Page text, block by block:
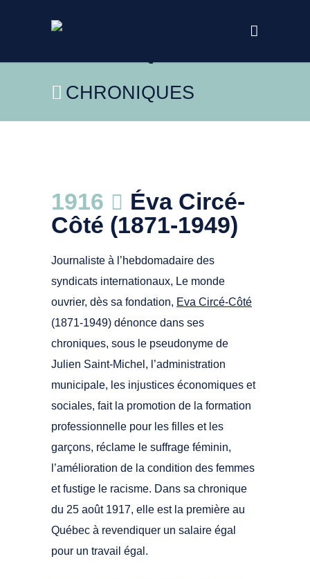
CHRONIQUES
remue-ménage
1916
Éva Circé-
Côté (1871-1949)
Journaliste à l’hebdomadaire des
syndicats internationaux, Le monde
ouvrier, dès sa fondation, Eva Circé-Côté
(1871-1949) dénonce dans ses
chroniques, sous le pseudonyme de
Julien Saint-Michel, l’administration
municipale, les injustices économiques et
sociales, fait la promotion de la formation
professionnelle pour les filles et les
garçons, réclame le suffrage féminin,
l’amélioration de la condition des femmes
et fustige le racisme. Dans sa chronique
du 25 août 1917, elle est la première au
Québec à revendiquer un salaire égal
pour un travail égal.